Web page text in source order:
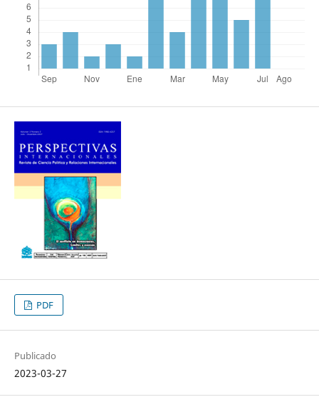
PDF
Publicado
2023-03-27